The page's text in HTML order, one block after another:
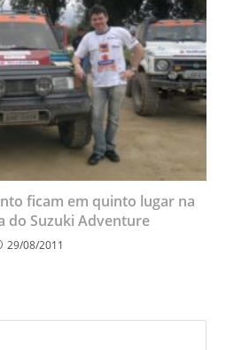
ficam em quinto lugar na
do Suzuki Adventure
29/08/2011